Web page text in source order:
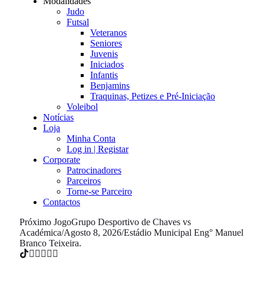
Judo
Futsal
Veteranos
Seniores
Juvenis
Iniciados
Infantis
Benjamins
Traquinas, Petizes e Pré-Iniciação
Voleibol
Notícias
Loja
Minha Conta
Log in | Registar
Corporate
Patrocinadores
Parceiros
Torne-se Parceiro
Contactos
Próximo JogoGrupo Desportivo de Chaves vs
Académica/Agosto 8, 2026/Estádio Municipal Eng° Manuel
Branco Teixeira.